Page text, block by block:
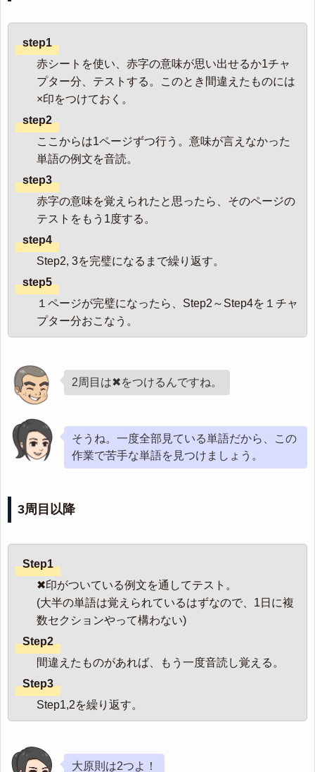
step1
赤シートを使い、赤字の意味が思い出せるか1チャ
プター分、テストする。このとき間違えたものには
×印をつけておく。
step2
ここからは1ページずつ行う。意味が言えなかった
単語の例文を音読。
step3
赤字の意味を覚えられたと思ったら、そのページの
テストをもう1度する。
step4
Step2, 3を完璧になるまで繰り返す。
step5
１ページが完璧になったら、Step2～Step4を１チャ
プター分おこなう。
2周目は✖をつけるんですね。
そうね。一度全部見ている単語だから、この
作業で苦手な単語を見つけましょう。
3周目以降
Step1
✖印がついている例文を通してテスト。
(大半の単語は覚えられているはずなので、1日に複
数セクションやって構わない)
Step2
間違えたものがあれば、もう一度音読し覚える。
Step3
Step1,2を繰り返す。
大原則は2つよ！